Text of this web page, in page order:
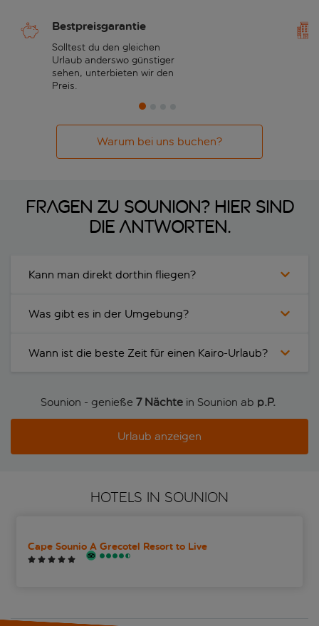
Bestpreisgarantie
Solltest du den gleichen
Urlaub anderswo günstiger
sehen, unterbieten wir den
Preis.
Warum bei uns buchen?
Fragen zu Sounion? Hier sind
die Antworten.
Kann man direkt dorthin fliegen?
Was gibt es in der Umgebung?
Wann ist die beste Zeit für einen Kairo-Urlaub?
Sounion - genieße 7 Nächte in Sounion ab p.P.
Urlaub anzeigen
HOTELS IN SOUNION
Cape Sounio A Grecotel Resort to Live